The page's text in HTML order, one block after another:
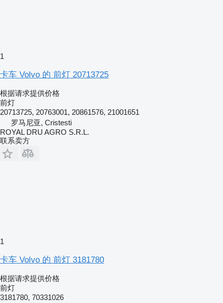
1
卡车 Volvo 的 前灯 20713725
根据请求提供价格
前灯
20713725, 20763001, 20861576, 21001651
罗马尼亚, Cristesti
ROYAL DRU AGRO S.R.L.
联系卖方
1
卡车 Volvo 的 前灯 3181780
根据请求提供价格
前灯
3181780, 70331026